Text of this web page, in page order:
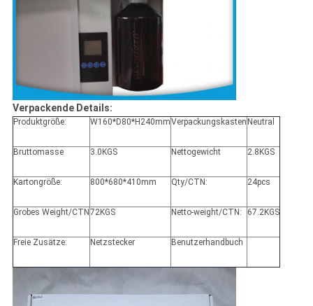
Verpackende Details:
Produktgröße: W160*D80*H240mmVerpackungskasten Neutral
Bruttomasse 3.0KGS Nettogewicht 2.8KGS
Kartongröße: 800*680*410mm Qty/CTN: 24pcs
Grobes Weight/CTN72KGS Netto-weight/CTN: 67.2KGS
Freie Zusätze: Netzstecker Benutzerhandbuch